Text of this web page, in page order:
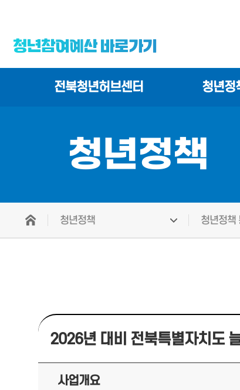
청년참여예산 바로가기
전북청년허브센터 청년정
청년정책
청년정책 청년정책
2026년 대비 전북특별자치도
사업개요